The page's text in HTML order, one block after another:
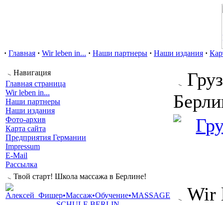
· Главная · Wir leben in... · Наши партнеры · Наши издания ·
Навигация
Главная страница
Wir leben in...
Наши партнеры
Наши издания
Фото-архив
Карта сайта
Предприятия Германии
Impressum
E-Mail
Рассылка
Твой старт! Школа массажа в Берлине!
Wir